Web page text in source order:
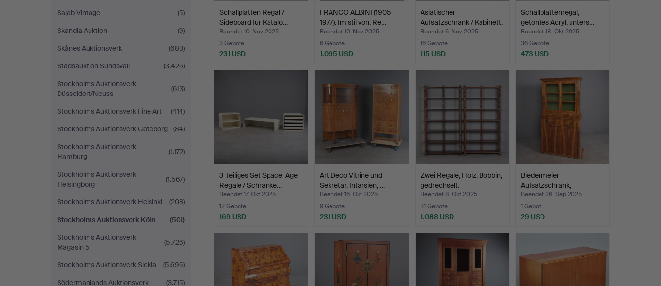
Sajab Vintage
(5)
Skandia Auktion
(9)
Skånes Auktionsverk
(680)
Stadsauktion Sundsvall
(3.426)
Stockholms Auktionsverk
Düsseldorf/Neuss
(613)
Stockholms Auktionsverk Fine Art
(414)
Stockholms Auktionsverk Göteborg
(84)
Stockholms Auktionsverk
Hamburg
(1.172)
Stockholms Auktionsverk
Helsingborg
(1.567)
Stockholms Auktionsverk Helsinki
(208)
Stockholms Auktionsverk Köln
(501)
Stockholms Auktionsverk
Magasin 5
(5.726)
Stockholms Auktionsverk Sickla
(5.696)
Södermanlands Auktionsverk
(3.715)
Schallplatten Regal /
Sideboard für Katalo…
Beendet 10. Nov 2025
3 Gebote
231 USD
FRANCO ALBINI (1905-
1977). Im stil von, Re…
Beendet 10. Nov 2025
6 Gebote
1.095 USD
Asiatischer
Aufsatzschrank / Kabinett,
Hol…
Beendet 6. Nov 2025
16 Gebote
115 USD
Schallplattenregal,
getöntes Acryl, unters…
Beendet 18. Okt 2025
36 Gebote
473 USD
3-teiliges Set Space-Age
Regale / Schränke…
Beendet 17. Okt 2025
12 Gebote
169 USD
Art Deco Vitrine und
Sekretär, Intarsien, …
Beendet 16. Okt 2025
9 Gebote
231 USD
Zwei Regale, Holz, Bobbin,
gedrechselt.
Beendet 8. Okt 2025
31 Gebote
1.088 USD
Biedermeier-
Aufsatzschrank,
Nussbaum, ca. …
Beendet 26. Sep 2025
1 Gebot
29 USD